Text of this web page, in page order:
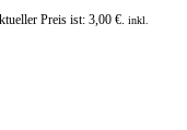
Preis ist: 3,00 €. inkl.